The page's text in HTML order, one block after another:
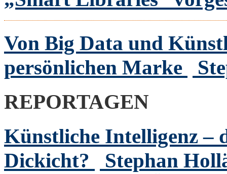
Von Big Data und
persönlichen Marke
REPORTAGEN
Künstliche Intelligenz –
Dickicht?
Stephan